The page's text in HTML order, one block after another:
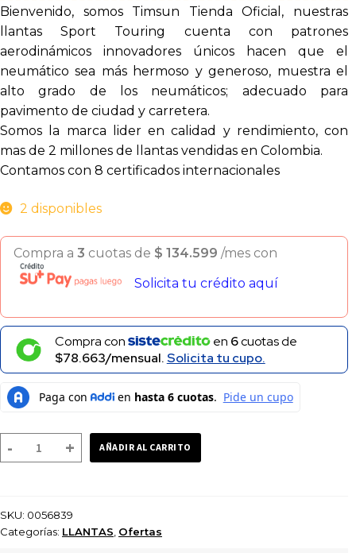
original
era:
$ 490.000.
actual
es:
$ 387.000.
Bienvenido, somos Timsun Tienda Oficial, nuestras
llantas Sport Touring cuenta con patrones
aerodinámicos innovadores únicos hacen que el
neumático sea más hermoso y generoso, muestra el
alto grado de los neumáticos; adecuado para
pavimento de ciudad y carretera.
Somos la marca lider en calidad y rendimiento, con
mas de 2 millones de llantas vendidas en Colombia.
Contamos con 8 certificados internacionales
2 disponibles
Compra a 3 cuotas de $ 134.599 /mes con
Solicita tu crédito aquí
Compra con en 6cuotas de
$78.663/mensual.Solicita tu cupo.
-
LLANTA
TIMSUN
SPORT
TOURING
+ AÑADIR AL CARRITO
SKU: 0056839
Categorías: LLANTAS Ofertas